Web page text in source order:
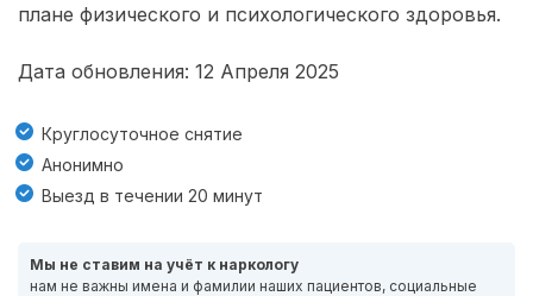
плане физического и психологического здоровья.
Дата обновления: 12 Апреля 2025
Круглосуточное снятие
Анонимно
Выезд в течении 20 минут
Мы не ставим на учёт к наркологу
нам не важны имена и фамилии наших пациентов, социальные